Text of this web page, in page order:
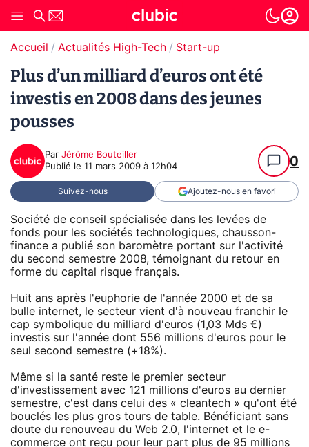
Accueil Actualités High-Tech Start-up
Plus d’un milliard d’euros ont été
investis en 2008 dans des jeunes
pousses
Par Jérôme Bouteiller
Publié le 11 mars 2009 à 12h04 0
Suivez-nous Ajoutez-nous en favori
Société de conseil spécialisée dans les levées de
fonds pour les sociétés technologiques, chausson-
finance a publié son baromètre portant sur l'activité
du second semestre 2008, témoignant du retour en
forme du capital risque français.
Huit ans après l'euphorie de l'année 2000 et de sa
bulle internet, le secteur vient d'à nouveau franchir le
cap symbolique du milliard d'euros (1,03 Mds €)
investis sur l'année dont 556 millions d'euros pour le
seul second semestre (+18%).
Même si la santé reste le premier secteur
d'investissement avec 121 millions d'euros au dernier
semestre, c'est dans celui des « cleantech » qu'ont été
bouclés les plus gros tours de table. Bénéficiant sans
doute du renouveau du Web 2.0, l'internet et le e-
commerce ont reçu pour leur part plus de 95 millions